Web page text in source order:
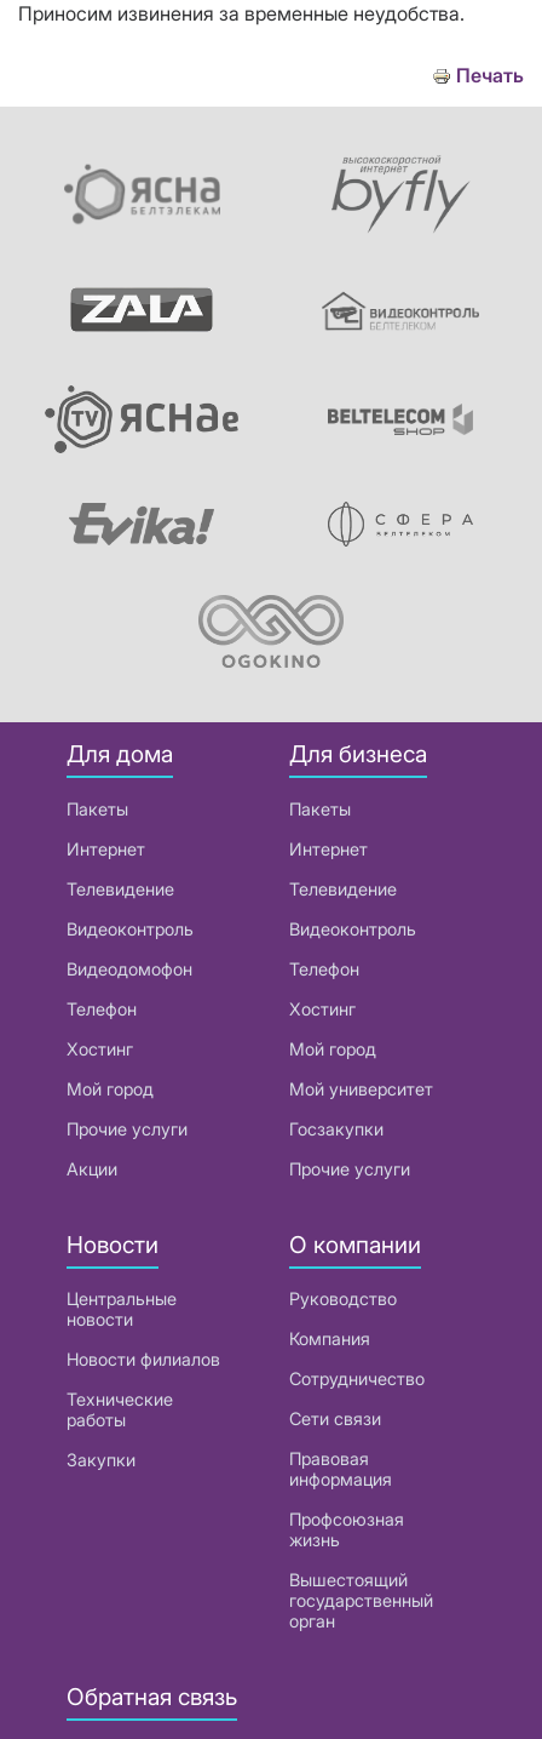
Приносим извинения за временные неудобства.
Печать
Для дома
Пакеты
Интернет
Телевидение
Видеоконтроль
Видеодомофон
Телефон
Хостинг
Мой город
Прочие услуги
Акции
Для бизнеса
Пакеты
Интернет
Телевидение
Видеоконтроль
Телефон
Хостинг
Мой город
Мой университет
Госзакупки
Прочие услуги
Новости
Центральные
новости
Новости филиалов
Технические
работы
Закупки
О компании
Руководство
Компания
Сотрудничество
Сети связи
Правовая
информация
Профсоюзная
жизнь
Вышестоящий
государственный
орган
Обратная связь